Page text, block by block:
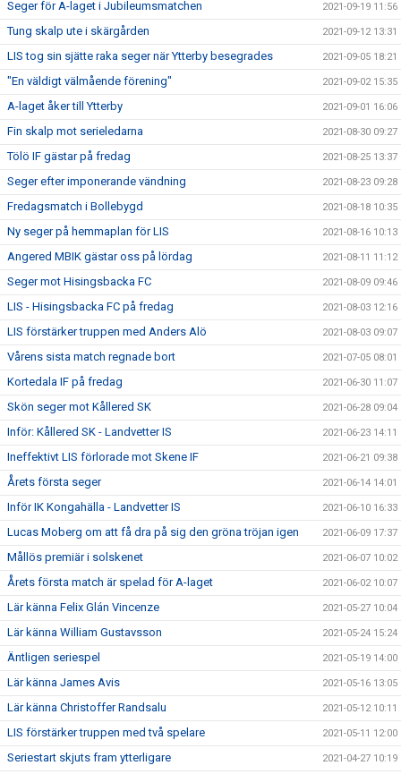
Seger för A-laget i Jubileumsmatchen 2021-09-19 11:56
Tung skalp ute i skärgården 2021-09-12 13:31
LIS tog sin sjätte raka seger när Ytterby besegrades 2021-09-05 18:21
"En väldigt välmående förening" 2021-09-02 15:35
A-laget åker till Ytterby 2021-09-01 16:06
Fin skalp mot serieledarna 2021-08-30 09:27
Tölö IF gästar på fredag 2021-08-25 13:37
Seger efter imponerande vändning 2021-08-23 09:28
Fredagsmatch i Bollebygd 2021-08-18 10:35
Ny seger på hemmaplan för LIS 2021-08-16 10:13
Angered MBIK gästar oss på lördag 2021-08-11 11:12
Seger mot Hisingsbacka FC 2021-08-09 09:46
LIS - Hisingsbacka FC på fredag 2021-08-03 12:16
LIS förstärker truppen med Anders Alö 2021-08-03 09:07
Vårens sista match regnade bort 2021-07-05 08:01
Kortedala IF på fredag 2021-06-30 11:07
Skön seger mot Kållered SK 2021-06-28 09:04
Inför: Kållered SK - Landvetter IS 2021-06-23 14:11
Ineffektivt LIS förlorade mot Skene IF 2021-06-21 09:38
Årets första seger 2021-06-14 14:01
Inför IK Kongahälla - Landvetter IS 2021-06-10 16:33
Lucas Moberg om att få dra på sig den gröna tröjan igen 2021-06-09 17:37
Mållös premiär i solskenet 2021-06-07 10:02
Årets första match är spelad för A-laget 2021-06-02 10:07
Lär känna Felix Glán Vincenze 2021-05-27 10:04
Lär känna William Gustavsson 2021-05-24 15:24
Äntligen seriespel 2021-05-19 14:00
Lär känna James Avis 2021-05-16 13:05
Lär känna Christoffer Randsalu 2021-05-12 10:11
LIS förstärker truppen med två spelare 2021-05-11 12:00
Seriestart skjuts fram ytterligare 2021-04-27 10:19